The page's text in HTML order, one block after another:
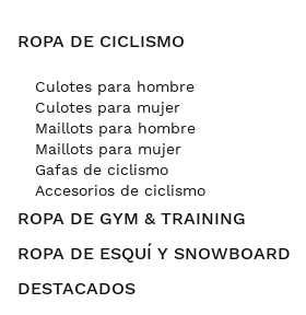
ROPA DE CICLISMO
Culotes para hombre
Culotes para mujer
Maillots para hombre
Maillots para mujer
Gafas de ciclismo
Accesorios de ciclismo
ROPA DE GYM & TRAINING
ROPA DE ESQUÍ Y SNOWBOARD
DESTACADOS